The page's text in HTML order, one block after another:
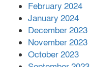
February 2024
January 2024
December 2023
November 2023
October 2023